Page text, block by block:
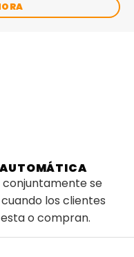
se
los clientes
o compran.